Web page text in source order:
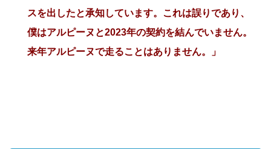
スを出したと承知しています。これは誤りであり、
僕はアルピーヌと2023年の契約を結んでいません。
来年アルピーヌで走ることはありません。」